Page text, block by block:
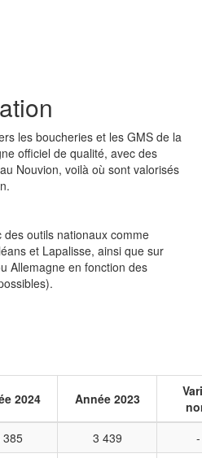
les boucheries et les GMS de la
officiel de qualité, avec des
Nouvion, voilà où sont valorisés
outils nationaux comme
et Lapalisse, ainsi que sur
Allemagne en fonction des
2024 Année 2023
385 3 439